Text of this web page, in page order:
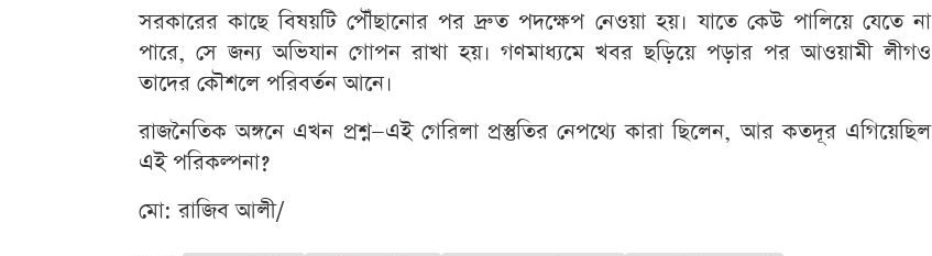
সরকারের কাছে বিষয়টি পৌঁছানোর পর দ্রুত পদক্ষেপ নেওয়া হয়। যাতে কেউ পালিয়ে যেতে না
পারে, সে জন্য অভিযান গোপন রাখা হয়। গণমাধ্যমে খবর ছড়িয়ে পড়ার পর আওয়ামী লীগও
তাদের কৌশলে পরিবর্তন আনে।
রাজনৈতিক অঙ্গনে এখন প্রশ্ন—এই গেরিলা প্রস্তুতির নেপথ্যে কারা ছিলেন, আর কতদূর এগিয়েছিল
এই পরিকল্পনা?
মো: রাজিব আলী/